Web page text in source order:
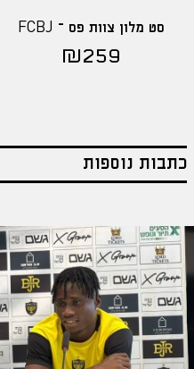
סט מלון צוות פס – FCBJ
₪259
כתבות נוספות